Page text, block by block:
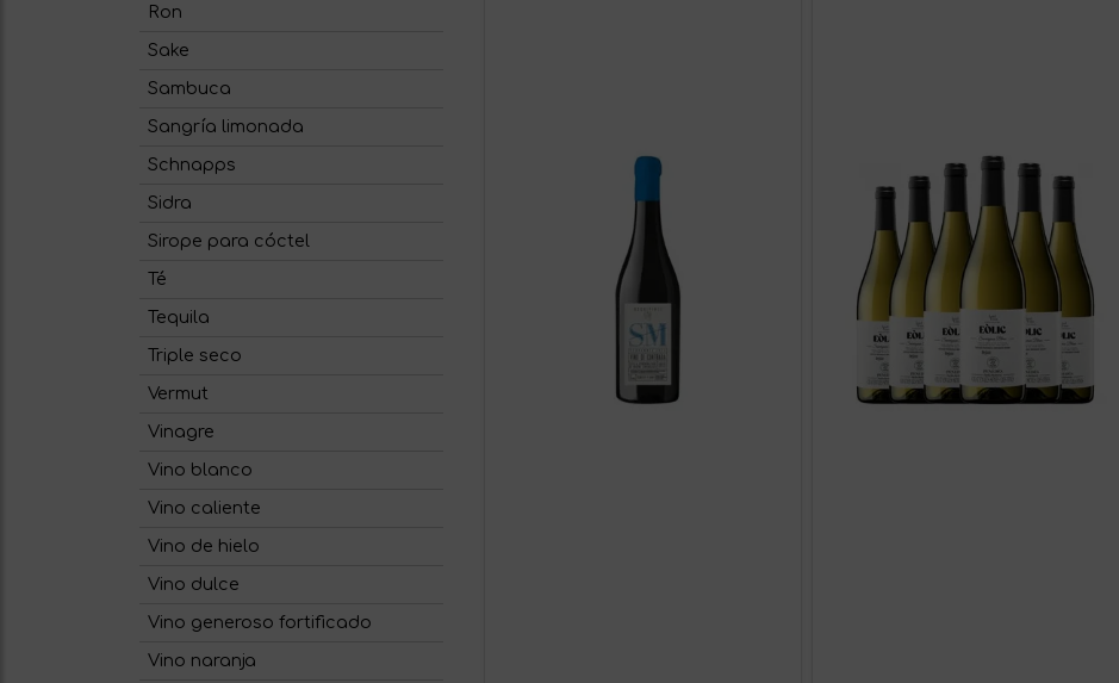
Ron
Sake
Sambuca
Sangría limonada
Schnapps
Sidra
Sirope para cóctel
Té
Tequila
Triple seco
Vermut
Vinagre
Vino blanco
Vino caliente
Vino de hielo
Vino dulce
Vino generoso fortificado
Vino naranja